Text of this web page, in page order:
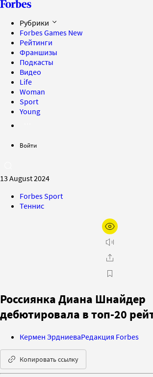
Рубрики
Forbes Games New
Рейтинги
Франшизы
Подкасты
Видео
Life
Woman
Sport
Young
Войти
13 August 2024
Forbes Sport
Теннис
Россиянка Диана Шнайдер
дебютировала в топ-20
Кермен ЭрдниеваРедакция Forbes
Копировать ссылку